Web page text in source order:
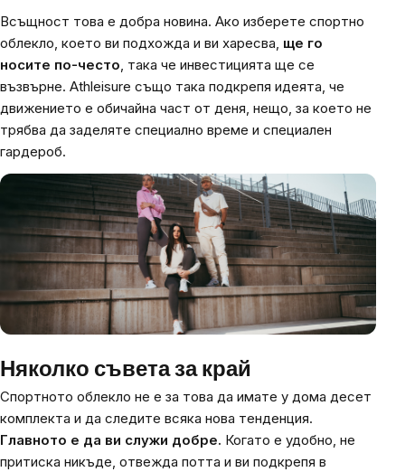
Всъщност това е добра новина. Ако изберете спортно
облекло, което ви подхожда и ви харесва, ще го
носите по-често , така че инвестицията ще се
възвърне. Athleisure също така подкрепя идеята, че
движението е обичайна част от деня, нещо, за което не
трябва да заделяте специално време и специален
гардероб.
Няколко съвета за край
Спортното облекло не е за това да имате у дома десет
комплекта и да следите всяка нова тенденция.
Главното е да ви служи добре. Когато е удобно, не
притиска никъде, отвежда потта и ви подкрепя в